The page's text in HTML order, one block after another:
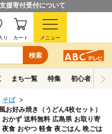
援寄付受付について
検索
り カート メニュー
まち一覧 特集 初心者ガイド
そば
お好み焼き（うどん4枚セット）
かず 送料無料 広島県 お取り寄
食 おやつ 軽食 夜ごはん 晩ごは